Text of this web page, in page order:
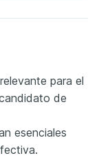
para el
de
esenciales